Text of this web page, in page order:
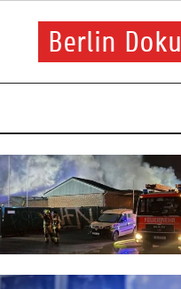
Berlin Doku